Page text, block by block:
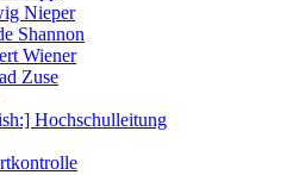
Nieper
Shannon
Wiener
Zuse
Hochschulleitung